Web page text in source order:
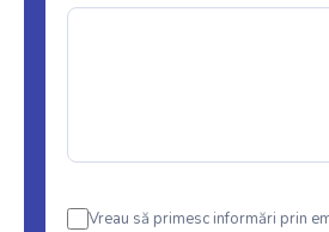
Vreau să primesc informări prin